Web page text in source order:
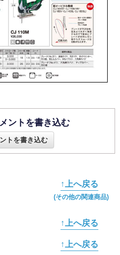
ントを書き込む
トを書き込む
↑上へ戻る
(その他の関連商品)
↑上へ戻る
↑上へ戻る